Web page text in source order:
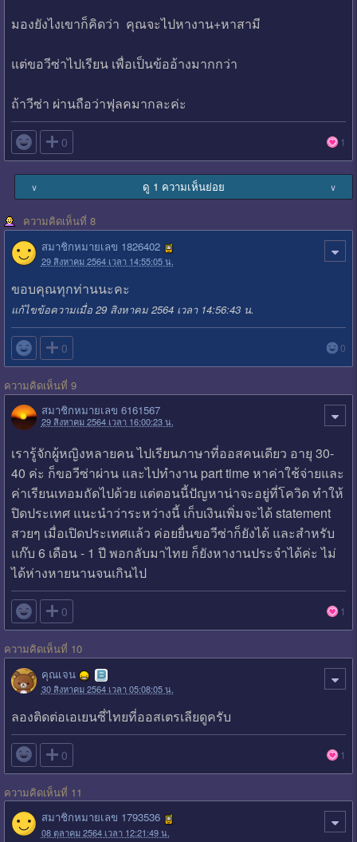
มองยังไงเขาก็คิดว่า คุณจะไปหางาน+หาสามี
แต่ขอวีซ่าไปเรียน เพื่อเป็นข้ออ้างมากกว่า
ถ้าวีซ่า ผ่านถือว่าฟุลคมากละค่ะ
 0 1
∨ ดู 1 ความเห็นย่อย ∨
ความคิดเห็นที่ 8
สมาชิกหมายเลข 1826402
29 สิงหาคม 2564 เวลา 14:55:05 น.
ขอบคุณทุกท่านนะคะ
แก้ไขข้อความเมื่อ 29 สิงหาคม 2564 เวลา 14:56:43 น.
 0 0
ความคิดเห็นที่ 9
สมาชิกหมายเลข 6161567
29 สิงหาคม 2564 เวลา 16:00:23 น.
เรารู้จักผู้หญิงหลายคน ไปเรียนภาษาที่ออสคนเดียว อายุ 30-
40 ค่ะ ก็ขอวีซ่าผ่าน และไปทำงาน part time หาค่าใช้จ่ายและ
ค่าเรียนเทอมถัดไปด้วย แต่ตอนนี้ปัญหาน่าจะอยู่ที่โควิด ทำให้
ปิดประเทศ แนะนำว่าระหว่างนี้ เก็บเงินเพิ่มจะได้ statement
สวยๆ เมื่อเปิดประเทศแล้ว ค่อยยื่นขอวีซ่าก็ยังได้ และสำหรับ
แก๊บ 6 เดือน - 1 ปี พอกลับมาไทย ก็ยังหางานประจำได้ค่ะ ไม่
ได้ห่างหายนานจนเกินไป
 0 1
ความคิดเห็นที่ 10
คุณเจน
30 สิงหาคม 2564 เวลา 05:08:05 น.
ลองติดต่อเอเยนซี่ไทยที่ออสเตรเลียดูครับ
 0 1
ความคิดเห็นที่ 11
สมาชิกหมายเลข 1793536
08 ตุลาคม 2564 เวลา 12:21:49 น.